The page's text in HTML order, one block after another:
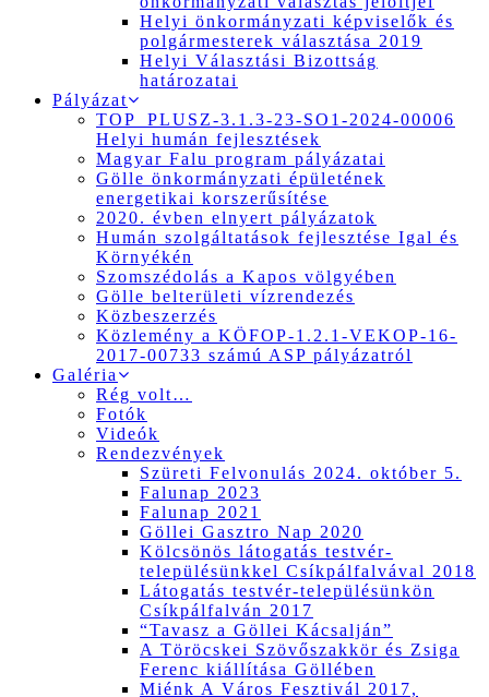
Helyi önkormányzati képviselők és
polgármesterek választása 2019
Helyi Választási Bizottság
határozatai
Pályázat
TOP_PLUSZ-3.1.3-23-SO1-2024-00006
Helyi humán fejlesztések
Magyar Falu program pályázatai
Gölle önkormányzati épületének
energetikai korszerűsítése
2020. évben elnyert pályázatok
Humán szolgáltatások fejlesztése Igal és
Környékén
Szomszédolás a Kapos völgyében
Gölle belterületi vízrendezés
Közbeszerzés
Közlemény a KÖFOP-1.2.1-VEKOP-16-
2017-00733 számú ASP pályázatról
Galéria
Rég volt…
Fotók
Videók
Rendezvények
Szüreti Felvonulás 2024. október 5.
Falunap 2023
Falunap 2021
Göllei Gasztro Nap 2020
Kölcsönös látogatás testvér-
településünkkel Csíkpálfalvával 2018
Látogatás testvér-településünkön
Csíkpálfalván 2017
“Tavasz a Göllei Kácsalján”
A Töröcskei Szövőszakkör és Zsiga
Ferenc kiállítása Göllében
Miénk A Város Fesztivál 2017,